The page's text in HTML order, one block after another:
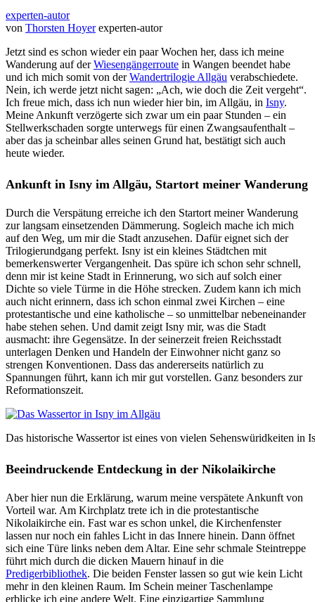
experten-autor
von Thorsten Hoyer experten-autor
Jetzt sind es schon wieder ein paar Wochen her, dass ich meine
Wanderung auf derWiesengängerroute in Wangen beendet habe
und ich mich somit von derWandertrilogie Allgäu verabschiedete.
Nein, ich werde jetzt nicht sagen: „Ach, wie doch die Zeit vergeht“.
Ich freue mich, dass ich nun wieder hier bin, im Allgäu, in Isny.
Meine Ankunft verzögerte sich zwar um ein paar Stunden – ein
Stellwerkschaden sorgte unterwegs für einen Zwangsaufenthalt –
aber das ja scheinbar alles seinen Grund hat, bestätigt sich auch
heute wieder.
Ankunft in Isny im Allgäu, Startort meiner Wanderung
Durch die Verspätung erreiche ich den Startort meiner Wanderung
zur langsam einsetzenden Dämmerung. Sogleich mache ich mich
auf den Weg, um mir die Stadt anzusehen. Dafür eignet sich der
Trilogierundgang perfekt. Isny ist ein kleines Städtchen mit
bemerkenswerter Vergangenheit. Das spüre ich schon sehr schnell,
denn mir ist keine Stadt in Erinnerung, wo sich auf solch einer
Dichte so viele Türme in die Höhe strecken. Zudem kann ich mich
auch nicht erinnern, dass ich schon einmal zwei Kirchen – eine
protestantische und eine katholische – so unmittelbar nebeneinander
habe stehen sehen. Und damit zeigt Isny mir, was die Stadt
ausmacht: ihre Gegensätze. In der seinerzeit freien Reichsstadt
unterlagen Denken und Handeln der Einwohner nicht ganz so
strengen Konventionen. Dass das andererseits natürlich zu
Spannungen führt, kann ich mir gut vorstellen. Ganz besonders zur
Reformationszeit.
Das historische Wassertor ist eines von vielen Sehenswüridkeiten in
Beeindruckende Entdeckung in der Nikolaikirche
Aber hier nun die Erklärung, warum meine verspätete Ankunft von
Vorteil war. Am Kirchplatz trete ich in die protestantische
Nikolaikirche ein. Fast war es schon unkel, die Kirchenfenster
lassen nur noch ein fahles Licht in das Innere hinein. Dann öffnet
sich eine Türe links neben dem Altar. Eine sehr schmale Steintreppe
führt mich durch die dicken Mauern hinauf in die
Predigerbibliothek. Die beiden Fenster lassen so gut wie kein Licht
mehr in den kleinen Raum. Im Schein meiner Taschenlampe
erblicke ich eine andere Welt. Eine einzigartige Sammlung